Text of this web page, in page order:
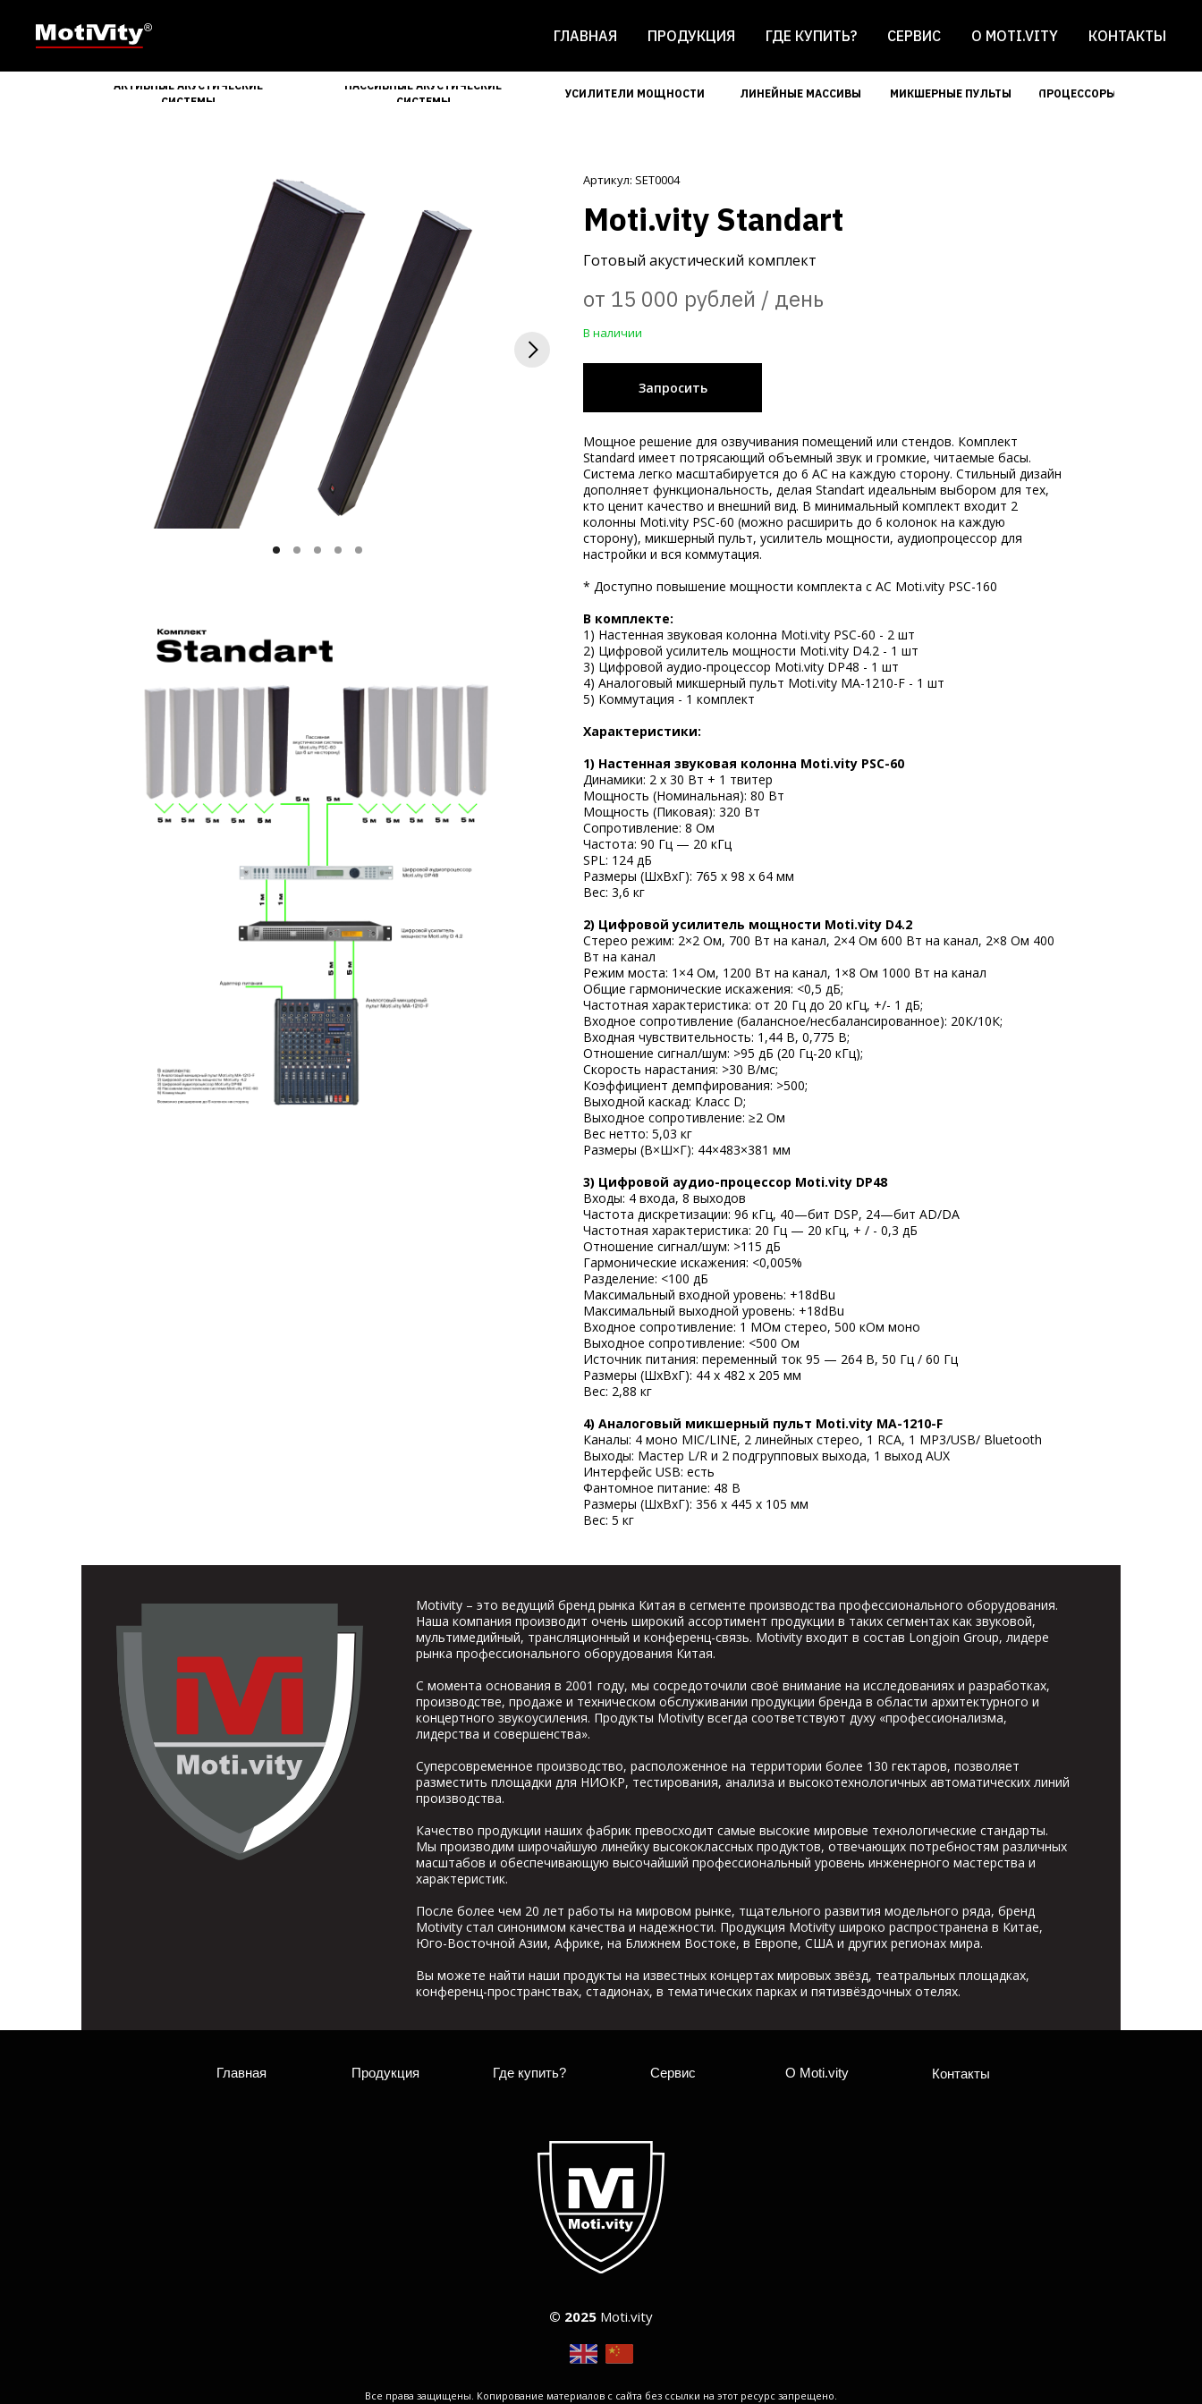
ГЛАВНАЯ ПРОДУКЦИЯ ГДЕ КУПИТЬ? СЕРВИС О MOTI.VITY КОНТАКТЫ
ЛИНЕЙНЫЕ МАССИВЫ
ПАССИВНЫЕ АКУСТИЧЕСКИЕ
СИСТЕМЫ
УСИЛИТЕЛИ МОЩНОСТИ МИКШЕРНЫЕ ПУЛЬТЫ ПРОЦЕССОРЫ
АКТИВНЫЕ АКУСТИЧЕСКИЕ
СИСТЕМЫ
Moti.vity Standart
Готовый акустический комплект
от 15 000 рублей / день
Мощное решение для озвучивания помещений или стендов. Комплект
Standard имеет потрясающий объемный звук и громкие, читаемые басы.
Система легко масштабируется до 6 АС на каждую сторону. Стильный дизайн
дополняет функциональность, делая Standart идеальным выбором для тех,
кто ценит качество и внешний вид. В минимальный комплект входит 2
колонны Moti.vity PSC-60 (можно расширить до 6 колонок на каждую
сторону), микшерный пульт, усилитель мощности, аудиопроцессор для
настройки и вся коммутация.
* Доступно повышение мощности комплекта с АС Moti.vity PSC-160
В комплекте:
1) Настенная звуковая колонна Moti.vity PSC-60 - 2 шт
2) Цифровой усилитель мощности Moti.vity D4.2 - 1 шт
3) Цифровой аудио-процессор Moti.vity DP48 - 1 шт
4) Аналоговый микшерный пульт Moti.vity MA-1210-F - 1 шт
5) Коммутация - 1 комплект
Характеристики:
1) Настенная звуковая колонна Moti.vity PSC-60
Динамики: 2 х 30 Вт + 1 твитер
Мощность (Номинальная): 80 Вт
Мощность (Пиковая): 320 Вт
Сопротивление: 8 Ом
Частота: 90 Гц — 20 кГц
SPL: 124 дБ
Размеры (ШхВхГ): 765 x 98 x 64 мм
Вес: 3,6 кг
2) Цифровой усилитель мощности Moti.vity D4.2
Стерео режим: 2×2 Ом, 700 Вт на канал, 2×4 Ом 600 Вт на канал, 2×8 Ом 400
Вт на канал
Режим моста: 1×4 Ом, 1200 Вт на канал, 1×8 Ом 1000 Вт на канал
Общие гармонические искажения: <0,5 дБ;
Частотная характеристика: от 20 Гц до 20 кГц, +/- 1 дБ;
Входное сопротивление (балансное/несбалансированное): 20К/10К;
Входная чувствительность: 1,44 В, 0,775 В;
Отношение сигнал/шум: >95 дБ (20 Гц-20 кГц);
Скорость нарастания: >30 В/мс;
Коэффициент демпфирования: >500;
Выходной каскад: Класс D;
Выходное сопротивление: ≥2 Ом
Вес нетто: 5,03 кг
Размеры (В×Ш×Г): 44×483×381 мм
3) Цифровой аудио-процессор Moti.vity DP48
Входы: 4 входа, 8 выходов
Частота дискретизации: 96 кГц, 40—бит DSP, 24—бит AD/DA
Частотная характеристика: 20 Гц — 20 кГц, + / - 0,3 дБ
Отношение сигнал/шум: >115 дБ
Гармонические искажения: <0,005%
Разделение: <100 дБ
Максимальный входной уровень: +18dBu
Максимальный выходной уровень: +18dBu
Входное сопротивление: 1 МОм стерео, 500 кОм моно
Выходное сопротивление: <500 Ом
Источник питания: переменный ток 95 — 264 В, 50 Гц / 60 Гц
Размеры (ШхВхГ): 44 х 482 х 205 мм
Вес: 2,88 кг
4) Аналоговый микшерный пульт Moti.vity MA-1210-F
Каналы: 4 моно MIC/LINE, 2 линейных стерео, 1 RCA, 1 MP3/USB/ Bluetooth
Выходы: Мастер L/R и 2 подгрупповых выхода, 1 выход AUX
Интерфейс USB: есть
Фантомное питание: 48 В
Размеры (ШхВхГ): 356 х 445 х 105 мм
Вес: 5 кг
Запросить
В наличии
Артикул: SET0004
Motivity – это ведущий бренд рынка Китая в сегменте производства профессионального оборудования.
Наша компания производит очень широкий ассортимент продукции в таких сегментах как звуковой,
мультимедийный, трансляционный и конференц-связь. Motivity входит в состав Longjoin Group, лидере
рынка профессионального оборудования Китая.
С момента основания в 2001 году, мы сосредоточили своё внимание на исследованиях и разработках,
производстве, продаже и техническом обслуживании продукции бренда в области архитектурного и
концертного звукоусиления. Продукты Motivity всегда соответствуют духу «профессионализма,
лидерства и совершенства».
Суперсовременное производство, расположенное на территории более 130 гектаров, позволяет
разместить площадки для НИОКР, тестирования, анализа и высокотехнологичных автоматических линий
производства.
Качество продукции наших фабрик превосходит самые высокие мировые технологические стандарты.
Мы производим широчайшую линейку высококлассных продуктов, отвечающих потребностям различных
масштабов и обеспечивающую высочайший профессиональный уровень инженерного мастерства и
характеристик.
После более чем 20 лет работы на мировом рынке, тщательного развития модельного ряда, бренд
Motivity стал синонимом качества и надежности. Продукция Motivity широко распространена в Китае,
Юго-Восточной Азии, Африке, на Ближнем Востоке, в Европе, США и других регионах мира.
Вы можете найти наши продукты на известных концертах мировых звёзд, театральных площадках,
конференц-пространствах, стадионах, в тематических парках и пятизвёздочных отелях.
Главная Контакты
Продукция Где купить? Сервис О Moti.vity
© 2025 Moti.vity
Все права защищены. Копирование материалов с сайта без ссылки на этот ресурс запрещено.